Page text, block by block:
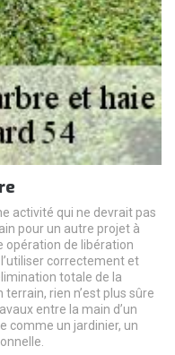
activité qui ne devrait pas
pour un autre projet à
opération de libération
correctement et
totale de la
rien n’est plus sûre
entre la main d’un
comme un jardinier, un